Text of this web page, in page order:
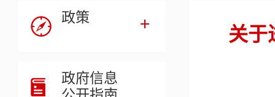
政策
政府信息
关于